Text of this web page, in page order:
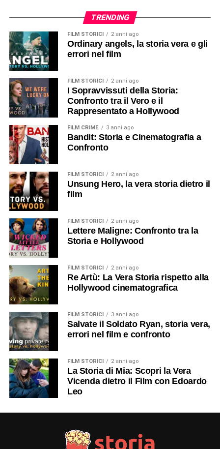
TRENDING
FILM STORICI 2 anni ago
Ordinary angels, la storia vera e gli
errori nel film
FILM STORICI 2 anni ago
I Sopravvissuti della Storia:
Confronto tra il Vero e il
Rappresentato a Hollywood
FILM CRIME 3 anni ago
Bandit: Storia e Cinematografia a
Confronto
FILM STORICI 2 anni ago
Unsung Hero, la vera storia dietro il
film
FILM STORICI 2 anni ago
Lettere Maligne: Confronto tra la
Storia e Hollywood
FILM STORICI 2 anni ago
Re Artù: La Vera Storia rispetto alla
Hollywood cinematografica
FILM STORICI 3 anni ago
Salvate il Soldato Ryan, storia vera,
errori nel film e confronto
FILM STORICI 2 anni ago
La Storia di Mia: Scopri la Vera
Vicenda dietro il Film con Edoardo
Leo